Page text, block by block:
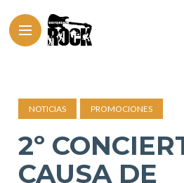
NOTICIAS PROMOCIONES
2º
CAUSA DE